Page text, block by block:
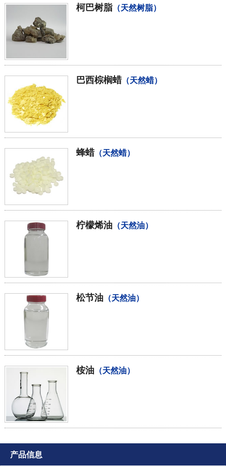
柯巴树脂（天然树脂）
巴西棕榈蜡（天然蜡）
蜂蜡（天然蜡）
柠檬烯油（天然油）
松节油（天然油）
桉油（天然油）
产品信息